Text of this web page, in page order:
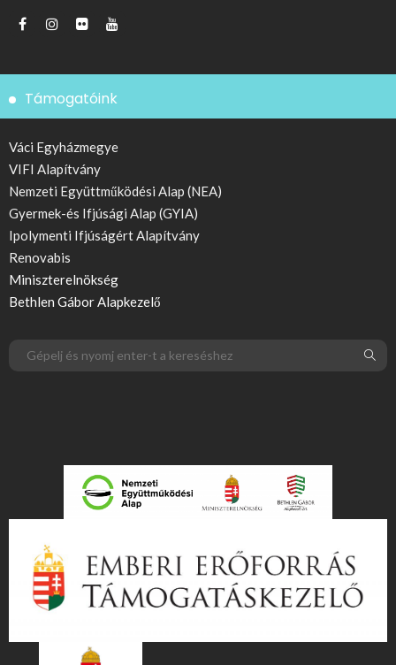
Támogatóink
Váci Egyházmegye
VIFI Alapítvány
Nemzeti Együttműködési Alap (NEA)
Gyermek-és Ifjúsági Alap (GYIA)
Ipolymenti Ifjúságért Alapítvány
Renovabis
Miniszterelnökség
Bethlen Gábor Alapkezelő